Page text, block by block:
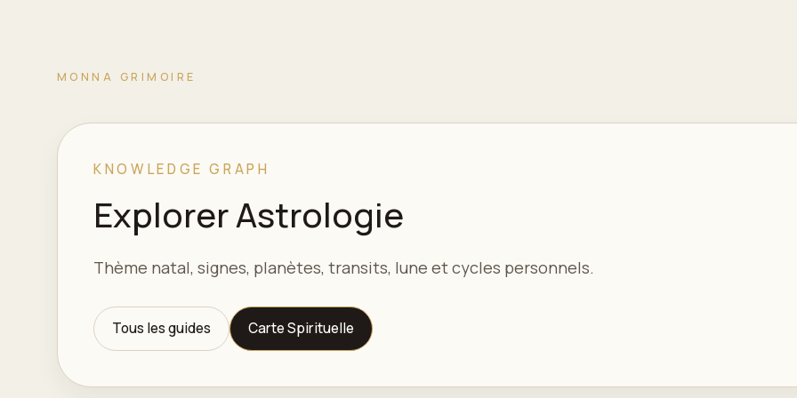
MONNA GRIMOIRE
KNOWLEDGE GRAPH
Explorer Astrologie
Thème natal, signes, planètes, transits, lune et cycles personnels.
Tous les guides Carte Spirituelle